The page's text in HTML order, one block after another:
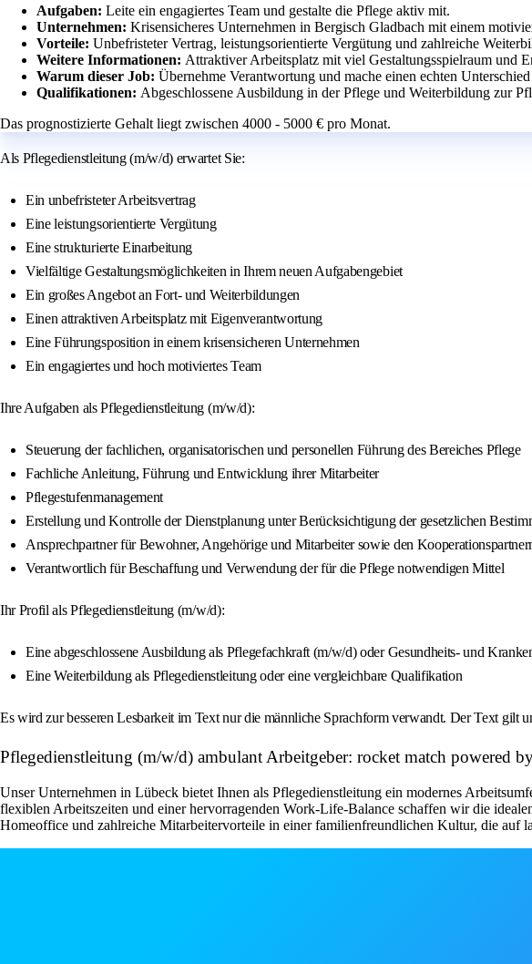
Aufgaben: Leite ein engagiertes Team und gestalte die Pflege aktiv mit.
Unternehmen: Krisensicheres Unternehmen in Bergisch Gladbach mit einem
Vorteile: Unbefristeter Vertrag, leistungsorientierte Vergütung und zahlreiche
Weitere Informationen: Attraktiver Arbeitsplatz mit viel Gestaltungsspielraum und
Warum dieser Job: Übernehme Verantwortung und mache einen echten
Qualifikationen: Abgeschlossene Ausbildung in der Pflege und Weiterbildung zur
Das prognostizierte Gehalt liegt zwischen 4000 - 5000 € pro Monat.
Als Pflegedienstleitung (m/w/d) erwartet Sie:
Ein unbefristeter Arbeitsvertrag
Eine leistungsorientierte Vergütung
Eine strukturierte Einarbeitung
Vielfältige Gestaltungsmöglichkeiten in Ihrem neuen Aufgabengebiet
Ein großes Angebot an Fort- und Weiterbildungen
Einen attraktiven Arbeitsplatz mit Eigenverantwortung
Eine Führungsposition in einem krisensicheren Unternehmen
Ein engagiertes und hoch motiviertes Team
Ihre Aufgaben als Pflegedienstleitung (m/w/d):
Steuerung der fachlichen, organisatorischen und personellen Führung des Bereiches Pflege
Fachliche Anleitung, Führung und Entwicklung ihrer Mitarbeiter
Pflegestufenmanagement
Erstellung und Kontrolle der Dienstplanung unter Berücksichtigung der gesetzlichen
Ansprechpartner für Bewohner, Angehörige und Mitarbeiter sowie den
Verantwortlich für Beschaffung und Verwendung der für die Pflege notwendigen Mittel
Ihr Profil als Pflegedienstleitung (m/w/d):
Eine abgeschlossene Ausbildung als Pflegefachkraft (m/w/d) oder Gesundheits- und
Eine Weiterbildung als Pflegedienstleitung oder eine vergleichbare Qualifikation
Es wird zur besseren Lesbarkeit im Text nur die männliche Sprachform verwandt. Der Text gilt
Pflegedienstleitung (m/w/d) ambulant Arbeitgeber: rocket match powered
Unser Unternehmen in Lübeck bietet Ihnen als Pflegedienstleitung ein modernes
flexiblen Arbeitszeiten und einer hervorragenden Work-Life-Balance schaffen wir die
Homeoffice und zahlreiche Mitarbeitervorteile in einer familienfreundlichen Kultur, die auf